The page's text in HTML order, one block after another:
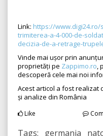
Link: https://
trimiterea-a-4-000-de-
decizia-de-a-retrage-
Vinde mai ușor prin
proprietăți pe Zappimo.ro,
descoperă cele mai noi
Acest articol a fost realizat
și analize din România
Like
Tags: germania